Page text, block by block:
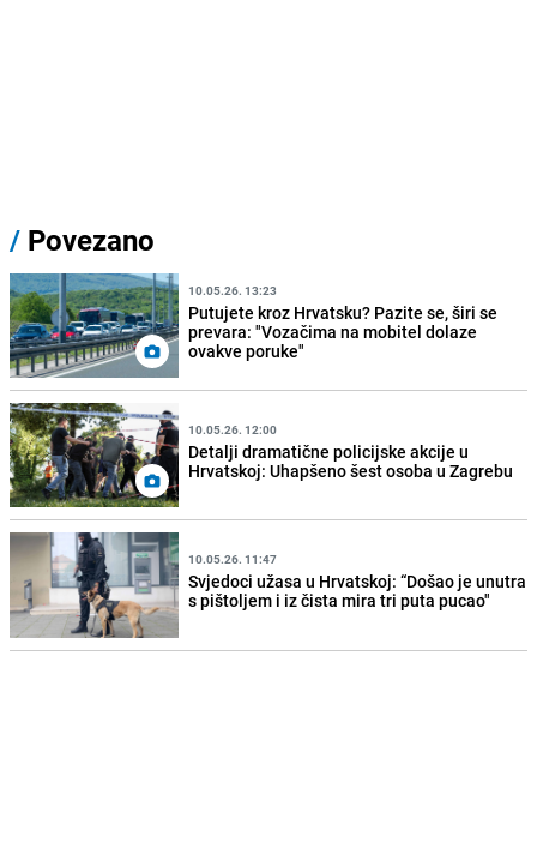
/ Povezano
10.05.26. 13:23
Putujete kroz Hrvatsku? Pazite se, širi se
prevara: "Vozačima na mobitel dolaze
ovakve poruke"
10.05.26. 12:00
Detalji dramatične policijske akcije u
Hrvatskoj: Uhapšeno šest osoba u Zagrebu
10.05.26. 11:47
Svjedoci užasa u Hrvatskoj: “Došao je unutra
s pištoljem i iz čista mira tri puta pucao"